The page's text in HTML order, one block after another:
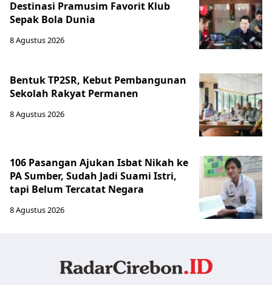
Destinasi Pramusim Favorit Klub
Sepak Bola Dunia
8 Agustus 2026
Bentuk TP2SR, Kebut Pembangunan
Sekolah Rakyat Permanen
8 Agustus 2026
106 Pasangan Ajukan Isbat Nikah ke
PA Sumber, Sudah Jadi Suami Istri,
tapi Belum Tercatat Negara
8 Agustus 2026